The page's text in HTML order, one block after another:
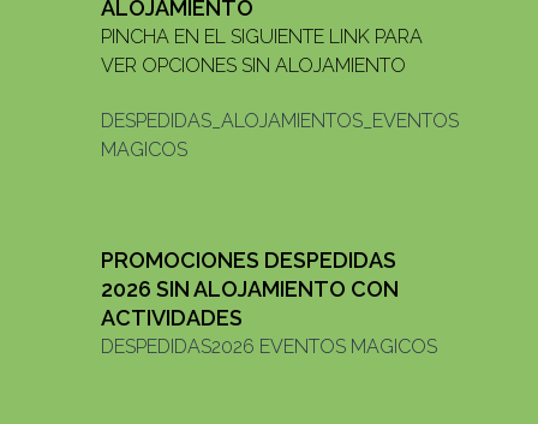
ALOJAMIENTO
PINCHA EN EL SIGUIENTE LINK PARA
VER OPCIONES SIN ALOJAMIENTO
DESPEDIDAS_ALOJAMIENTOS_EVENTOS
MAGICOS
PROMOCIONES DESPEDIDAS
2026 SIN ALOJAMIENTO CON
ACTIVIDADES
DESPEDIDAS2026 EVENTOS MAGICOS